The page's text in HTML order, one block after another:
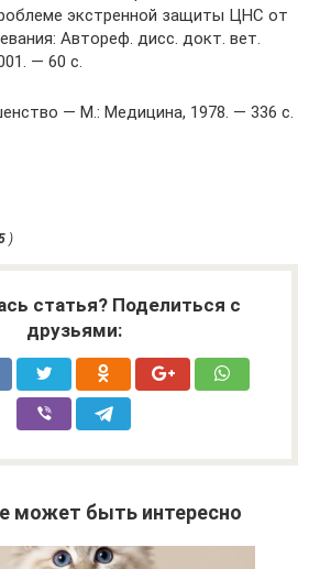
экстренной защиты ЦНС от
Автореф. дисс. докт. вет.
— 60 с.
— М.: Медицина, 1978. — 336 с.
)
статья? Поделиться с
друзьями:
может быть интересно